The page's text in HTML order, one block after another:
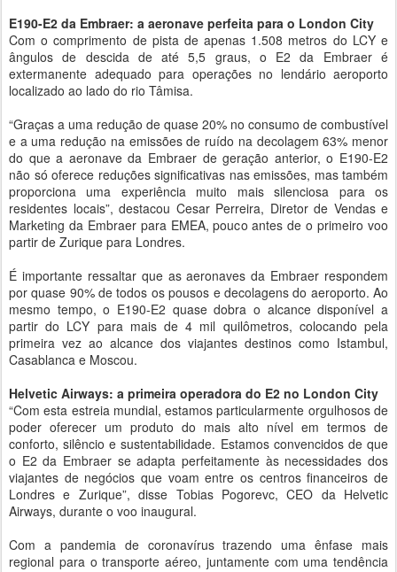
E190-E2 da Embraer: a aeronave perfeita para o London City
Com o comprimento de pista de apenas 1.508 metros do LCY e
ângulos de descida de até 5,5 graus, o E2 da Embraer é
extermanente adequado para operações no lendário aeroporto
localizado ao lado do rio Tâmisa.
“Graças a uma redução de quase 20% no consumo de combustível
e a uma redução na emissões de ruído na decolagem 63% menor
do que a aeronave da Embraer de geração anterior, o E190-E2
não só oferece reduções significativas nas emissões, mas também
proporciona uma experiência muito mais silenciosa para os
residentes locais”, destacou Cesar Perreira, Diretor de Vendas e
Marketing da Embraer para EMEA, pouco antes de o primeiro voo
partir de Zurique para Londres.
É importante ressaltar que as aeronaves da Embraer respondem
por quase 90% de todos os pousos e decolagens do aeroporto. Ao
mesmo tempo, o E190-E2 quase dobra o alcance disponível a
partir do LCY para mais de 4 mil quilômetros, colocando pela
primeira vez ao alcance dos viajantes destinos como Istambul,
Casablanca e Moscou.
Helvetic Airways: a primeira operadora do E2 no London City
“Com esta estreia mundial, estamos particularmente orgulhosos de
poder oferecer um produto do mais alto nível em termos de
conforto, silêncio e sustentabilidade. Estamos convencidos de que
o E2 da Embraer se adapta perfeitamente às necessidades dos
viajantes de negócios que voam entre os centros financeiros de
Londres e Zurique”, disse Tobias Pogorevc, CEO da Helvetic
Airways, durante o voo inaugural.
Com a pandemia de coronavírus trazendo uma ênfase mais
regional para o transporte aéreo, juntamente com uma tendência